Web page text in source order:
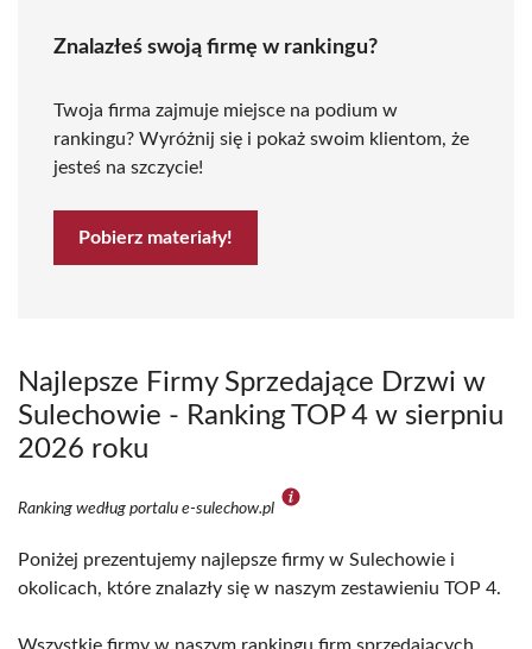
Znalazłeś swoją firmę w rankingu?
Twoja firma zajmuje miejsce na podium w
rankingu? Wyróżnij się i pokaż swoim klientom, że
jesteś na szczycie!
Pobierz materiały!
Najlepsze Firmy Sprzedające Drzwi w
Sulechowie - Ranking TOP 4 w sierpniu
2026 roku
Ranking według portalu e-sulechow.pl
Poniżej prezentujemy najlepsze firmy w Sulechowie i
okolicach, które znalazły się w naszym zestawieniu TOP 4.